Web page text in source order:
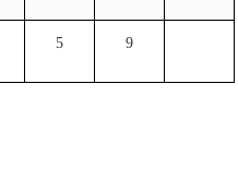
5 9